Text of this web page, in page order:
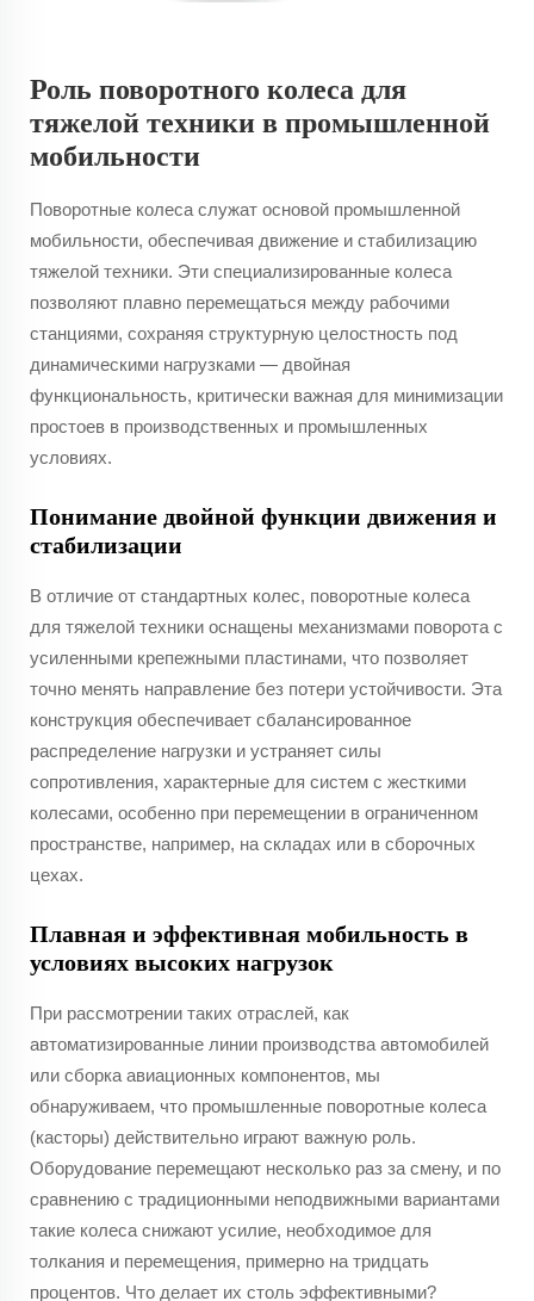
Роль поворотного колеса для
тяжелой техники в промышленной
мобильности
Поворотные колеса служат основой промышленной
мобильности, обеспечивая движение и стабилизацию
тяжелой техники. Эти специализированные колеса
позволяют плавно перемещаться между рабочими
станциями, сохраняя структурную целостность под
динамическими нагрузками — двойная
функциональность, критически важная для минимизации
простоев в производственных и промышленных
условиях.
Понимание двойной функции движения и
стабилизации
В отличие от стандартных колес, поворотные колеса
для тяжелой техники оснащены механизмами поворота с
усиленными крепежными пластинами, что позволяет
точно менять направление без потери устойчивости. Эта
конструкция обеспечивает сбалансированное
распределение нагрузки и устраняет силы
сопротивления, характерные для систем с жесткими
колесами, особенно при перемещении в ограниченном
пространстве, например, на складах или в сборочных
цехах.
Плавная и эффективная мобильность в
условиях высоких нагрузок
При рассмотрении таких отраслей, как
автоматизированные линии производства автомобилей
или сборка авиационных компонентов, мы
обнаруживаем, что промышленные поворотные колеса
(касторы) действительно играют важную роль.
Оборудование перемещают несколько раз за смену, и по
сравнению с традиционными неподвижными вариантами
такие колеса снижают усилие, необходимое для
толкания и перемещения, примерно на тридцать
процентов. Что делает их столь эффективными?